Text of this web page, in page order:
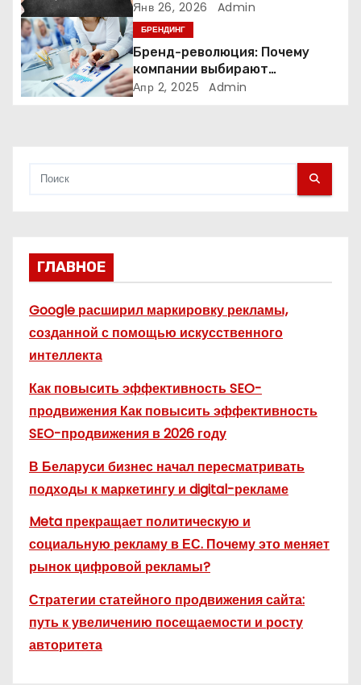
п
и
с
Янв 26, 2026 Admin
БРЕНДИНГ
Бренд-революция: Почему
компании выбирают
адаптивные логотипы?
Апр 2, 2025 Admin
ГЛАВНОЕ
Google расширил маркировку рекламы,
созданной с помощью искусственного
интеллекта
Как повысить эффективность SEO-
продвижения Как повысить эффективность
SEO-продвижения в 2026 году
В Беларуси бизнес начал пересматривать
подходы к маркетингу и digital-рекламе
Meta прекращает политическую и
социальную рекламу в ЕС. Почему это меняет
рынок цифровой рекламы?
Стратегии статейного продвижения сайта:
путь к увеличению посещаемости и росту
авторитета